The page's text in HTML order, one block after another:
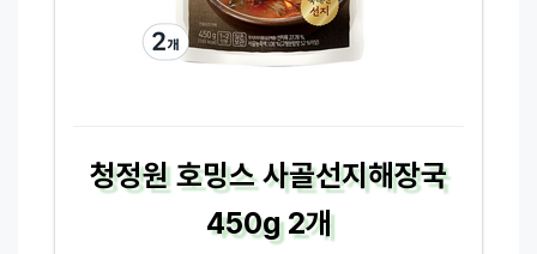
청정원 호밍스 사골선지해장국
450g 2개